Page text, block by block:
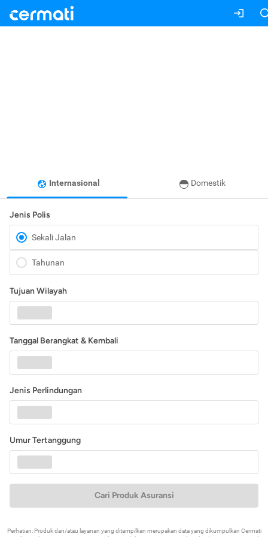
Internasional Domestik
Jenis Polis
Sekali Jalan
Tahunan
Tujuan Wilayah
Tanggal Berangkat & Kembali
Jenis Perlindungan
Umur Tertanggung
Cari Produk Asuransi
Perhatian: Produk dan/atau layanan yang ditampilkan merupakan data yang dikumpulkan Cermati